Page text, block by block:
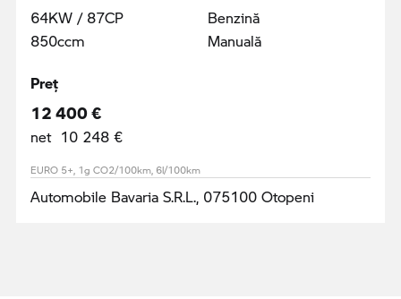
64KW / 87CP
850ccm
Benzină
Manuală
Preţ
12 400 €
net 10 248 €
EURO 5+, 1g CO2/100km, 6l/100km
Automobile Bavaria S.R.L., 075100 Otopeni